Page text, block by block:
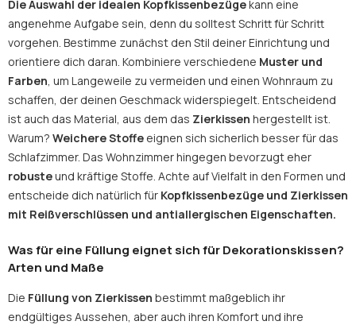
Die Auswahl der idealen Kopfkissenbezügekann eine
angenehme Aufgabe sein, denn du solltest Schritt für Schritt
vorgehen. Bestimme zunächst den Stil deiner Einrichtung und
orientiere dich daran. Kombiniere verschiedene Muster und
Farben, um Langeweile zu vermeiden und einen Wohnraum zu
schaffen, der deinen Geschmack widerspiegelt. Entscheidend
ist auch das Material, aus dem das Zierkissen hergestellt ist.
Warum? Weichere Stoffe eignen sich sicherlich besser für das
Schlafzimmer. Das Wohnzimmer hingegen bevorzugt eher
robusteund kräftige Stoffe. Achte auf Vielfalt in den Formen und
entscheide dich natürlich für Kopfkissenbezüge und Zierkissen
mit Reißverschlüssen und antiallergischen Eigenschaften.
Was für eine Füllung eignet sich für Dekorationskissen?
Arten und Maße
Die Füllung von Zierkissen bestimmt maßgeblich ihr
endgültiges Aussehen, aber auch ihren Komfort und ihre